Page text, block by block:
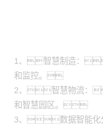
1、智慧制造：
和监控。
2、智慧物流：
和智慧园区。
3、数据智能化